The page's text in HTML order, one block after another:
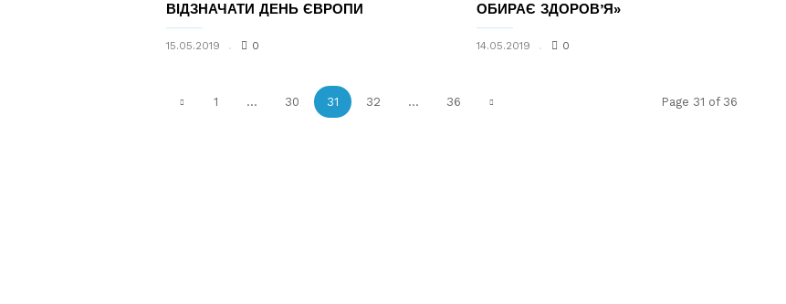
ВІДЗНАЧАТИ ДЕНЬ ЄВРОПИ
15.05.2019 0
ОБИРАЄ ЗДОРОВ’Я»
14.05.2019 0
1 ... 30 31 32 ... 36 Page 31 of 36